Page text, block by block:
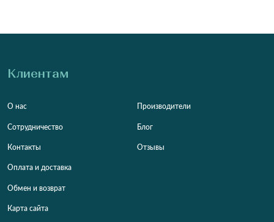
Клиентам
О нас
Сотрудничество
Контакты
Оплата и доставка
Обмен и возврат
Карта сайта
Производители
Блог
Отзывы